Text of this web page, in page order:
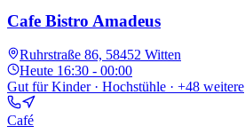
Cafe Bistro Amadeus
Ruhrstraße 86, 58452 Witten
Heute 16:30 - 00:00
Gut für Kinder · Hochstühle · +48 weitere
Café